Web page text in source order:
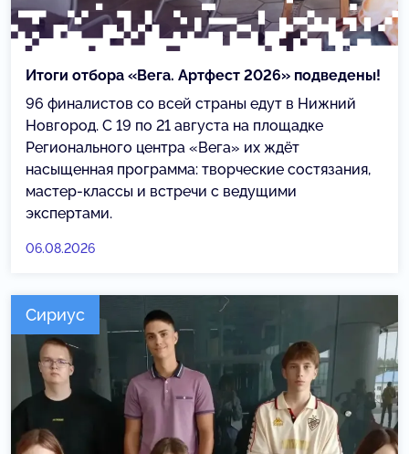
Итоги отбора «Вега. Артфест 2026» подведены!
96 финалистов со всей страны едут в Нижний
Новгород. С 19 по 21 августа на площадке
Регионального центра «Вега» их ждёт
насыщенная программа: творческие состязания,
мастер-классы и встречи с ведущими
экспертами.
06.08.2026
Сириус